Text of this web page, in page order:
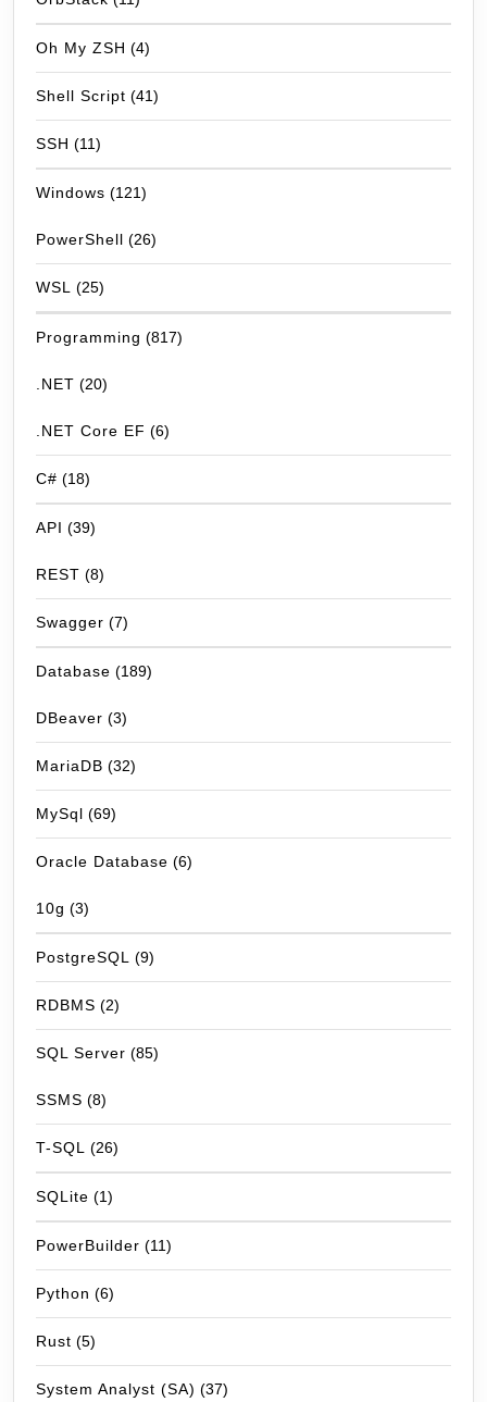
Oh My ZSH (4)
Shell Script (41)
SSH (11)
Windows (121)
PowerShell (26)
WSL (25)
Programming (817)
.NET (20)
.NET Core EF (6)
C# (18)
API (39)
REST (8)
Swagger (7)
Database (189)
DBeaver (3)
MariaDB (32)
MySql (69)
Oracle Database (6)
10g (3)
PostgreSQL (9)
RDBMS (2)
SQL Server (85)
SSMS (8)
T-SQL (26)
SQLite (1)
PowerBuilder (11)
Python (6)
Rust (5)
System Analyst (SA) (37)